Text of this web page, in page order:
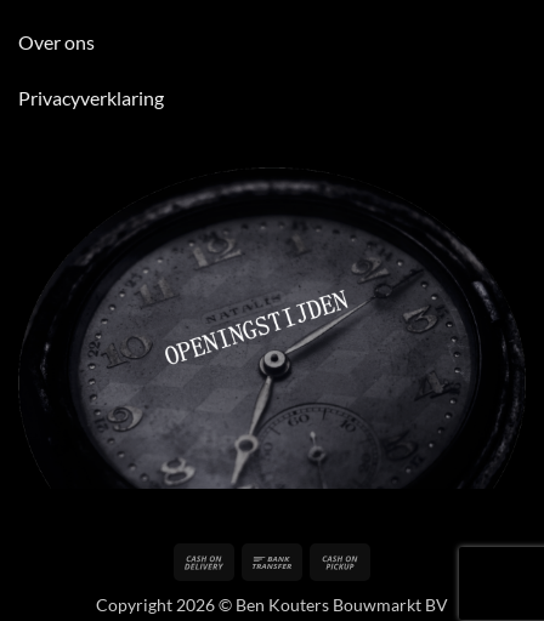
Over ons
Privacyverklaring
Cash
Delivery
Bank
Pickup
Copyright 2026 © Ben Kouters Bouwmarkt BV